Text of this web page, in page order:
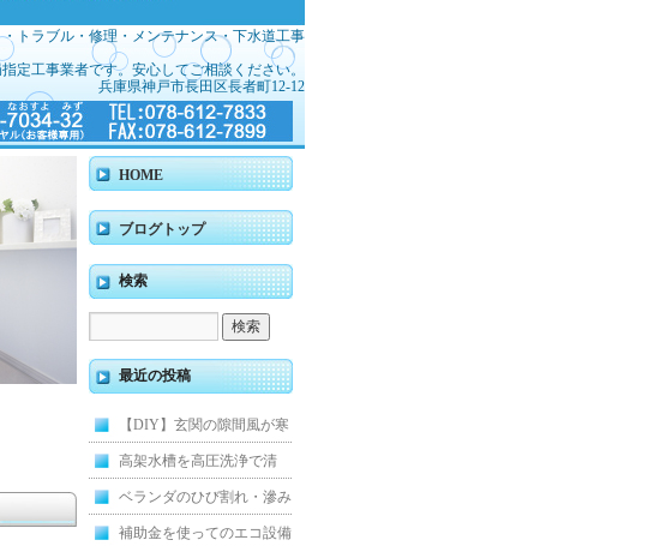
トラブル・修理・メンテナンス・下水道工事
定工事業者です。安心してご相談ください。
兵庫県神戸市長田区長者町12-12
HOME
ブログトップ
検索
最近の投稿
【DIY】玄関の隙間風が寒
くて断熱ドアに交換しまし
た
高架水槽を高圧洗浄で清
掃！衛生的な給水環境を維
持｜施工事例
ベランダのひび割れ・滲み
を解消！賃貸マンション防
補助金を使ってのエコ設備